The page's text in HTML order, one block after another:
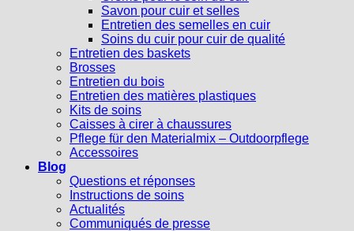
Savon pour cuir et selles
Entretien des semelles en cuir
Soins du cuir pour cuir de qualité
Entretien des baskets
Brosses
Entretien du bois
Entretien des matières plastiques
Kits de soins
Caisses à cirer à chaussures
Pflege für den Materialmix – Outdoorpflege
Accessoires
Blog
Questions et réponses
Instructions de soins
Actualités
Communiqués de presse